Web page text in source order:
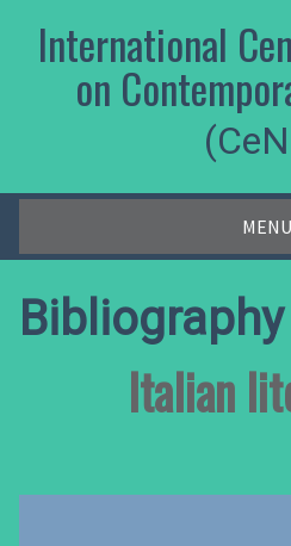
contentInternational
on
MENU
Bibliography
Italian